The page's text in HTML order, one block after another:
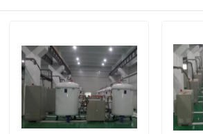
Forno dell'essiccazione sotto vuoto
Macchina di fusione CCM